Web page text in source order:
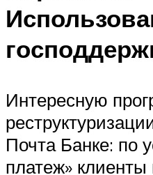
Интересную
Почта Банке: по
платеж» клиенты